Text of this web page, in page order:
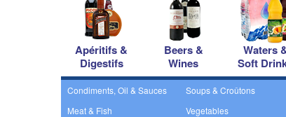
Apéritifs &
Digestifs
Beers &
Wines
Waters
Soft
Condiments, Oil & Sauces Soups & Croûtons
Meat & Fish Vegetables